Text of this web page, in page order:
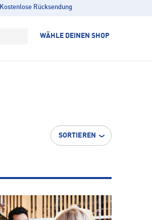
Kostenlose Rücksendung
WÄHLE DEINEN SHOP
SORTIEREN